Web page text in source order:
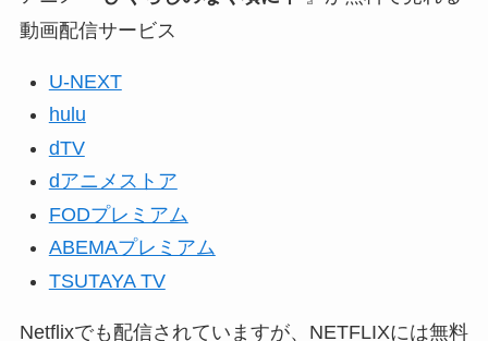
動画配信サービス
U-NEXT
hulu
dTV
dアニメストア
FODプレミアム
ABEMAプレミアム
TSUTAYA TV
Netflixでも配信されていますが、NETFLIXには無料